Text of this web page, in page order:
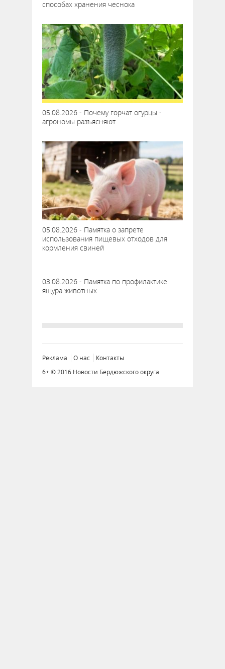
способах хранения чеснока
05.08.2026 - Почему горчат огурцы -
агрономы разъясняют
05.08.2026 - Памятка о запрете
использования пищевых отходов для
кормления свиней
03.08.2026 - Памятка по профилактике
ящура животных
Реклама О нас
Контакты
6+ © 2016 Новости Бердюжского округа